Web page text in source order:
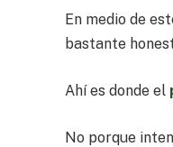
En medio de
bastante
Ahí es donde el
No porque